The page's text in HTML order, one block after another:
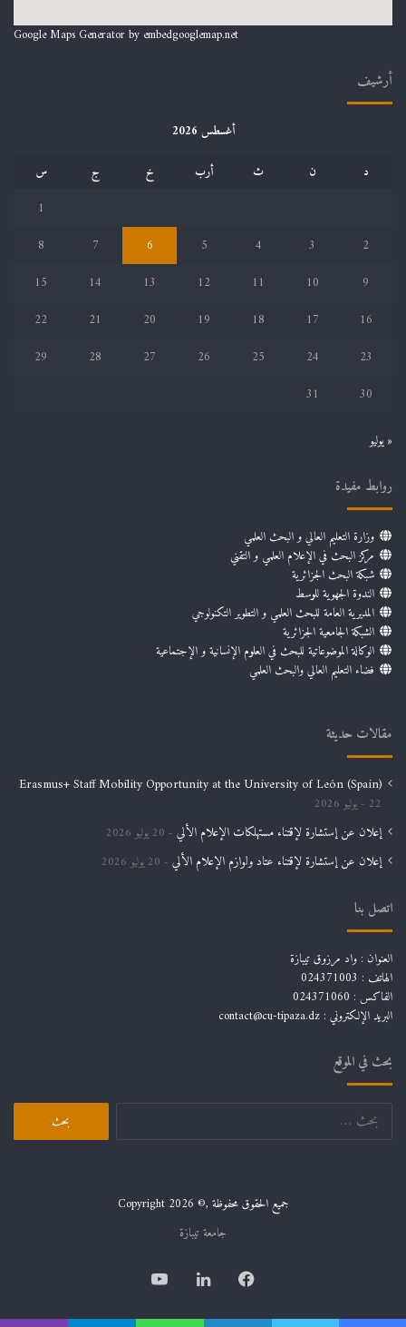
Google Maps Generator by embedgooglemap.net
أرشيف
أغسطس 2026
د
ن ث أرب خ ج
س
1
2
3
4
5
6
7
8
9
10
11
12
13
14
15
16
17
18
19
20
21
22
23
24
25
26
27
28
29
30
31
« يوليو
روابط مفيدة
وزارة التعليم العالي و البحث العلمي
مركز البحث في الإعلام العلمي و التقني
شبكة البحث الجزائرية
الندوة الجهوية للوسط
المديرية العامة للبحث العلمي و التطوير التكنولوجي
الشبكة الجامعية الجزائرية
الوكالة الموضوعاتية للبحث في العلوم الإنسانية و الإجتماعية
فضاء التعليم العالي والبحث العلمي
مقالات حديثة
Erasmus+ Staff Mobility Opportunity at the University of León (Spain)
22 يوليو 2026
إعلان عن إستشارة لإقتناء مستهلكات الإعلام الألي 20 يوليو 2026
إعلان عن إستشارة لإقتناء عتاد ولوازم الإعلام الألي 20 يوليو 2026
اتصل بنا
العنوان : واد مرزوق تيبازة
الهاتف : 024371003
الفاكس : 024371060
البريد الإلكتروني : contact@cu-tipaza.dz
بحث في الموقع
البحث
جميع الحقوق محفوظة ,© Copyright 2026
جامعة تيبازة
فيسبوكلينكدإن يوتيوب